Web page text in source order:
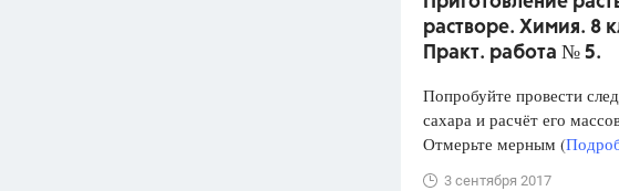
растворе. Химия. 8
Практ. работа № 5.
Попробуйте провести
сахара и расчёт его
Отмерьте мерным (
3 сентября 2017